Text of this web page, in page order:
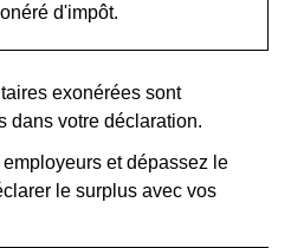
d'impôt.
exonérées sont
dans votre déclaration.
et dépassez le
le surplus avec vos